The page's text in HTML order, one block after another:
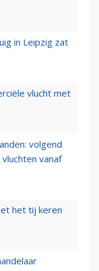
in Leipzig zat
vlucht met
volgend
vanaf
het tij keren